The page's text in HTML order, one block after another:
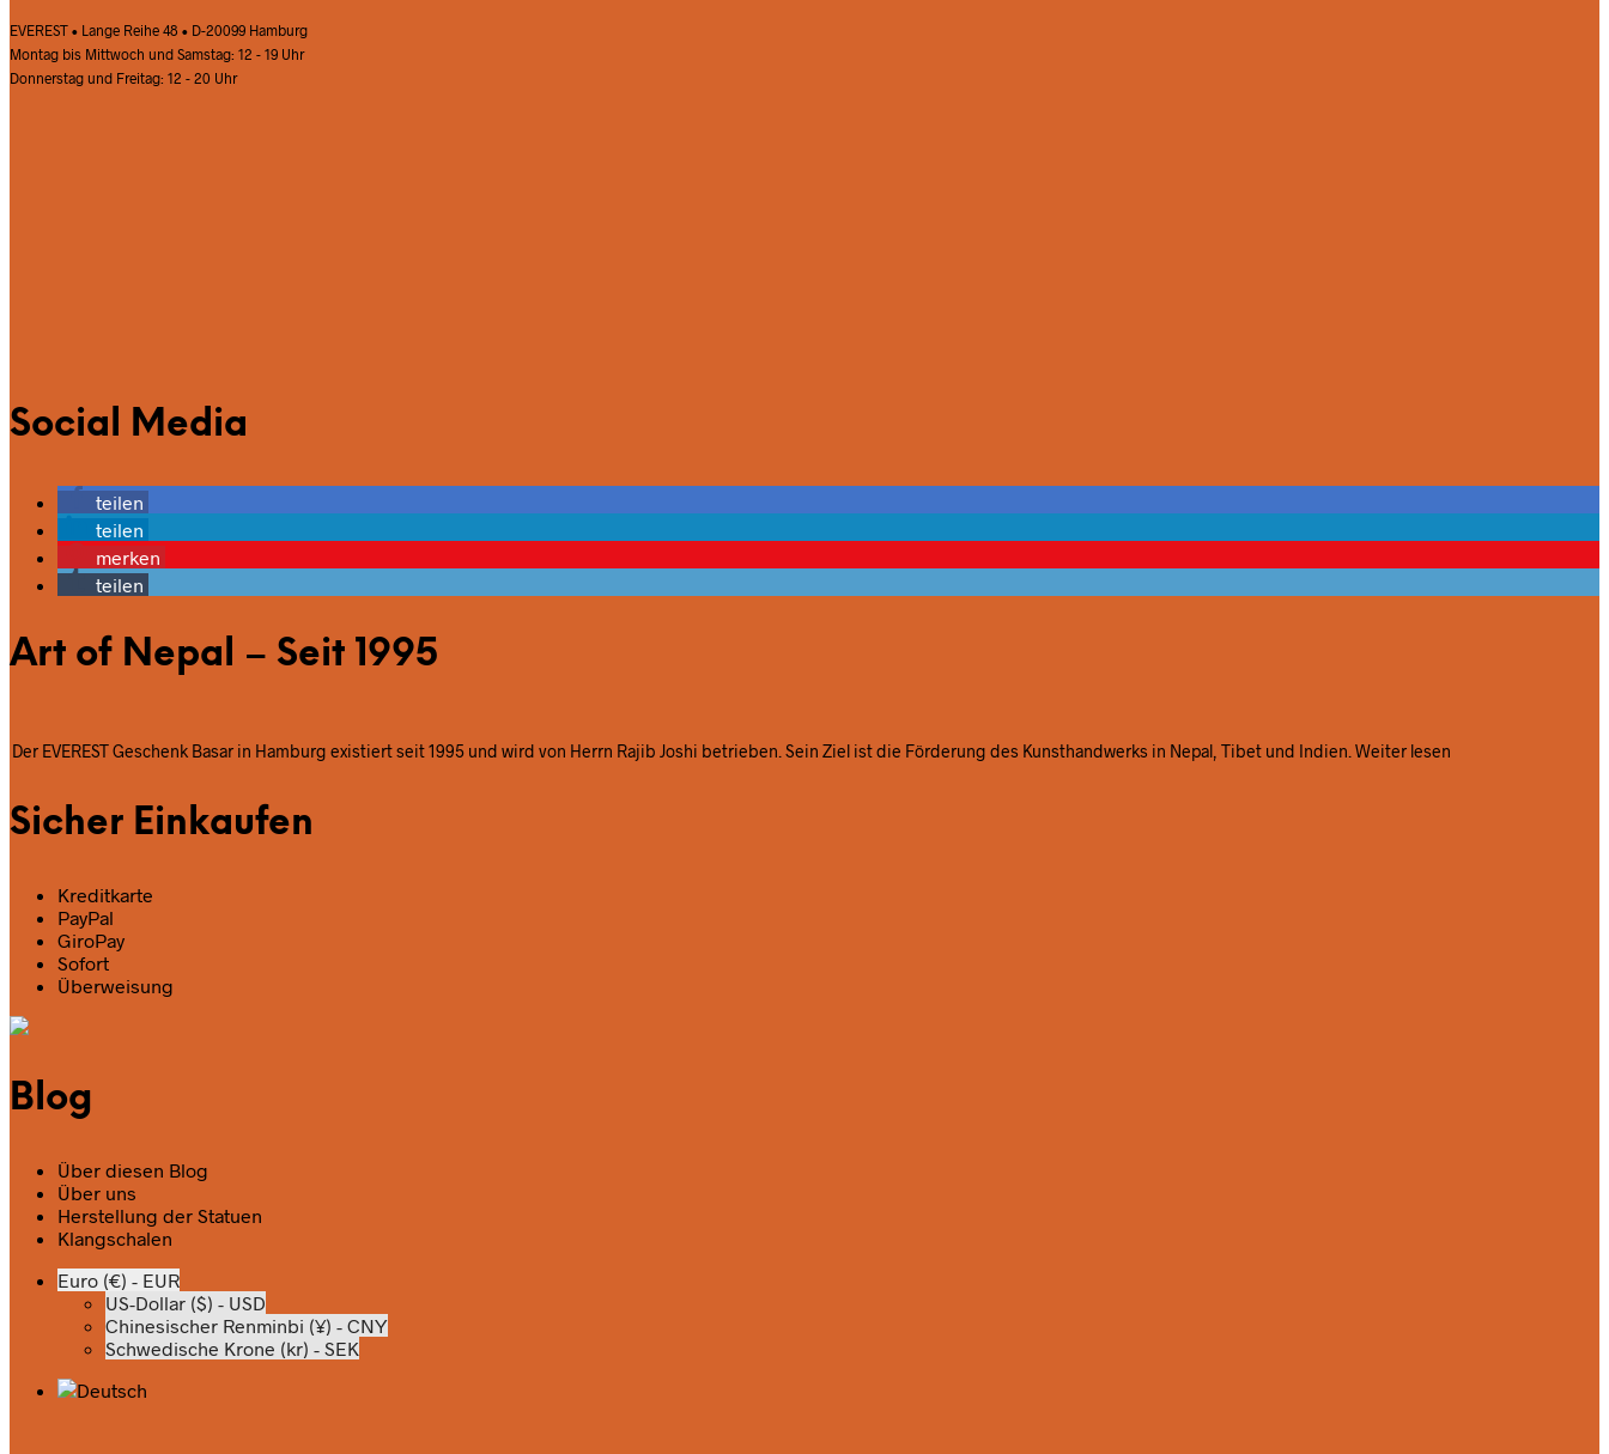
EVEREST • Lange Reihe 48 • D-20099 Hamburg
Montag bis Mittwoch und Samstag: 12 - 19 Uhr
Donnerstag und Freitag: 12 - 20 Uhr
Social Media
teilen
teilen
merken
teilen
Art of Nepal – Seit 1995
Der EVEREST Geschenk Basar in Hamburg existiert seit 1995 und wird von Herrn Rajib Joshi betrieben. Sein Ziel ist die Förderung des Kunsthandwerks in Nepal, Tibet und Indien. Weiter lesen
Sicher Einkaufen
Kreditkarte
PayPal
GiroPay
Sofort
Überweisung
Blog
Über diesen Blog
Über uns
Herstellung der Statuen
Klangschalen
Euro (€) - EUR
US-Dollar ($) - USD
Chinesischer Renminbi (¥) - CNY
Schwedische Krone (kr) - SEK